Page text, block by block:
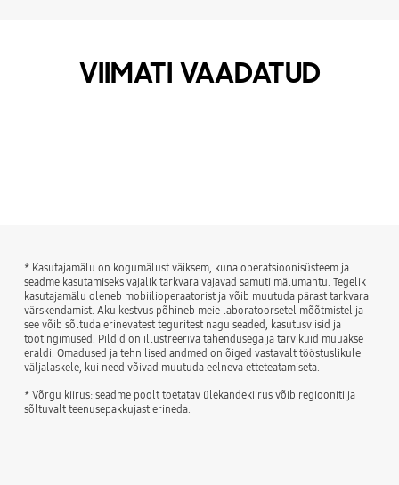
VIIMATI VAADATUD
* Kasutajamälu on kogumälust väiksem, kuna operatsioonisüsteem ja
seadme kasutamiseks vajalik tarkvara vajavad samuti mälumahtu. Tegelik
kasutajamälu oleneb mobiilioperaatorist ja võib muutuda pärast tarkvara
värskendamist. Aku kestvus põhineb meie laboratoorsetel mõõtmistel ja
see võib sõltuda erinevatest teguritest nagu seaded, kasutusviisid ja
töötingimused. Pildid on illustreeriva tähendusega ja tarvikuid müüakse
eraldi. Omadused ja tehnilised andmed on õiged vastavalt tööstuslikule
väljalaskele, kui need võivad muutuda eelneva etteteatamiseta.
* Võrgu kiirus: seadme poolt toetatav ülekandekiirus võib regiooniti ja
sõltuvalt teenusepakkujast erineda.